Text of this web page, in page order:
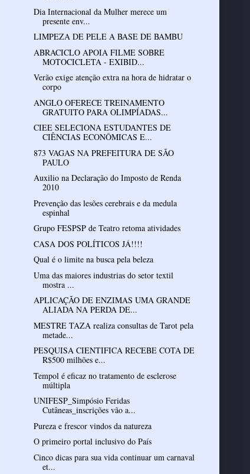
Dia Internacional da Mulher merece um
presente env...
LIMPEZA DE PELE A BASE DE BAMBU
ABRACICLO APOIA FILME SOBRE
MOTOCICLETA - EXIBID...
Verão exige atenção extra na hora de hidratar o
corpo
ANGLO OFERECE TREINAMENTO
GRATUITO PARA OLIMPÍADAS...
CIEE SELECIONA ESTUDANTES DE
CIÊNCIAS ECONÔMICAS E...
873 VAGAS NA PREFEITURA DE SÃO
PAULO
Auxilio na Declaração do Imposto de Renda
2010
Prevenção das lesões cerebrais e da medula
espinhal
Grupo FESPSP de Teatro retoma atividades
CASA DOS POLÍTICOS JÁ!!!!
Qual é o limite na busca pela beleza
Uma das maiores industrias do setor textil
mostra ...
APLICAÇÃO DE ENZIMAS UMA GRANDE
ALIADA NA PERDA DE...
MESTRE TAZA realiza consultas de Tarot pela
metade...
PESQUISA CIENTIFICA RECEBE COTA DE
R$500 milhões e...
Tempol é eficaz no tratamento de esclerose
múltipla
UNIFESP_Simpósio Feridas
Cutâneas_inscrições vão a...
Pureza e frescor vindos da natureza
O primeiro portal inclusivo do País
Cinco dicas para sua vida continuar um carnaval
et...